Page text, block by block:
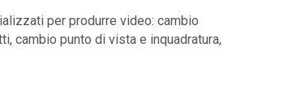
per produrre video: cambio
cambio punto di vista e inquadratura,